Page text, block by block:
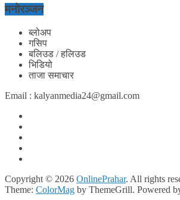
मनोरञ्जन
ब्लोअप
गसिप
बलिउड / हलिउड
भिडियो
ताजा समाचार
Email : kalyanmedia24@gmail.com
Copyright © 2026 OnlinePrahar. All rights
Theme: ColorMag by ThemeGrill. Powered